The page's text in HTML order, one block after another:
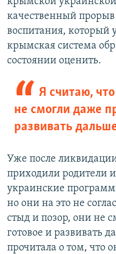
качественный
воспитания, который
крымская система
состоянии оценить.
Я считаю,
не смогли даже
развивать
Уже после
приходили родители
украинские
но они на это не
стыд и позор, они не
готовое и развивать
прочитала о том, что